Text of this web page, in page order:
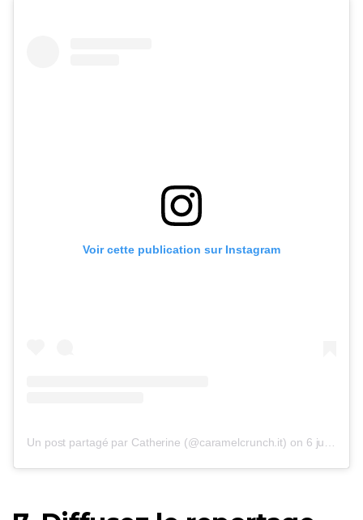
Voir cette publication sur Instagram
Un post partagé par Catherine (@caramelcrunch.it) on 6 juin 2017 à 1h07 PDT